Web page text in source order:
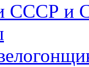
СССР и